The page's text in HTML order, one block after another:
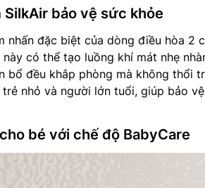
bảo vệ sức khỏe
nhấn đặc biệt của dòng điều hòa 2
có thể tạo luồng khí mát nhẹ
bổ đều khắp phòng mà không thổi
nhỏ và người lớn tuổi, giúp bảo
bé với chế độ BabyCare